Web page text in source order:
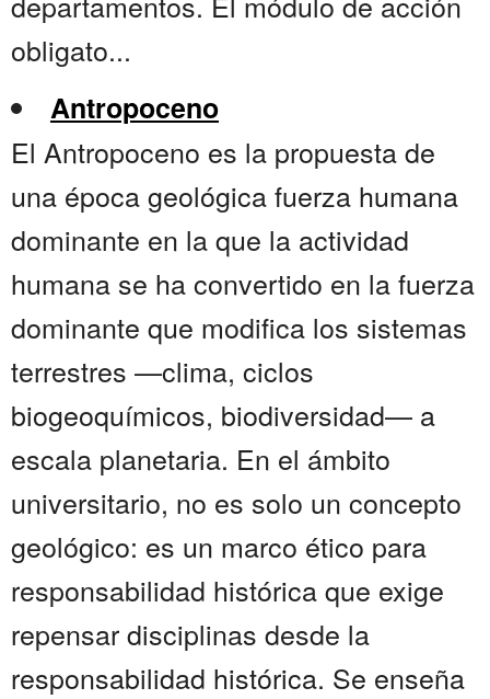
obligato...
Antropoceno
El Antropoceno es la propuesta de
una época geológica fuerza humana
dominante en la que la actividad
humana se ha convertido en la fuerza
dominante que modifica los sistemas
terrestres —clima, ciclos
biogeoquímicos, biodiversidad— a
escala planetaria. En el ámbito
universitario, no es solo un concepto
geológico: es un marco ético para
responsabilidad histórica que exige
repensar disciplinas desde la
responsabilidad histórica. Se enseña